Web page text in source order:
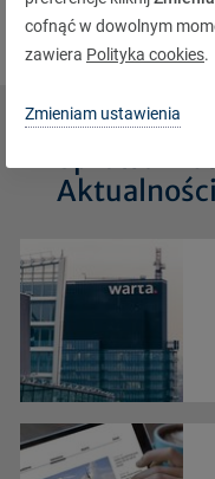
szkód i operacje.
Aktualności
cofnąć w dowolnym
zawiera Polityka cookies.
Zmieniam ustawienia